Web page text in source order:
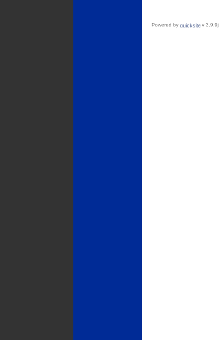
Powered by v